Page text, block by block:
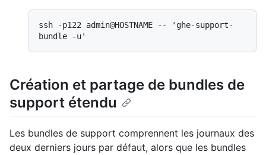
ssh -p122 admin@HOSTNAME -- 'ghe-support-
Création et partage de bundles de
support étendu
Les bundles de support comprennent les journaux des
deux derniers jours par défaut, alors que les bundles